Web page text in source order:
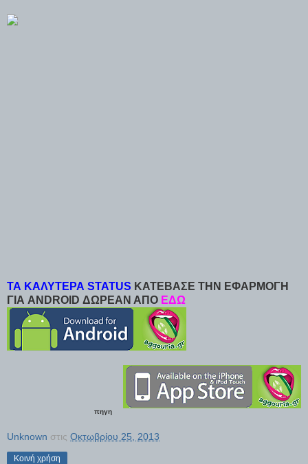
ΤΑ ΚΑΛΥΤΕΡΑ STATUS ΚΑΤΕΒΑΣΕ ΤΗΝ ΕΦΑΡΜΟΓΗ
ΓΙΑ ANDROID ΔΩΡΕΑΝ ΑΠΟ ΕΔΩ
πηγη
Unknown στις Οκτωβρίου 25, 2013
Κοινή χρήση